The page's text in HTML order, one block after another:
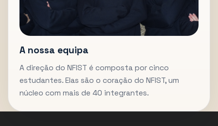
A nossa equipa
A direção do NFIST é composta por cinco
estudantes. Elas são o coração do NFIST, um
núcleo com mais de 40 integrantes.